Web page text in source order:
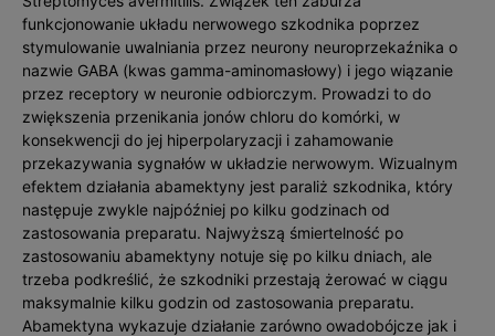
funkcjonowanie układu nerwowego szkodnika poprzez
stymulowanie uwalniania przez neurony neuroprzekaźnika o
nazwie GABA (kwas gamma-aminomasłowy) i jego wiązanie
przez receptory w neuronie odbiorczym. Prowadzi to do
zwiększenia przenikania jonów chloru do komórki, w
konsekwencji do jej hiperpolaryzacji i zahamowanie
przekazywania sygnałów w układzie nerwowym. Wizualnym
efektem działania abamektyny jest paraliż szkodnika, który
następuje zwykle najpóźniej po kilku godzinach od
zastosowania preparatu. Najwyższą śmiertelność po
zastosowaniu abamektyny notuje się po kilku dniach, ale
trzeba podkreślić, że szkodniki przestają żerować w ciągu
maksymalnie kilku godzin od zastosowania preparatu.
Abamektyna wykazuje działanie zarówno owadobójcze jak i